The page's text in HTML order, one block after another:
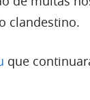
clandestino.
que